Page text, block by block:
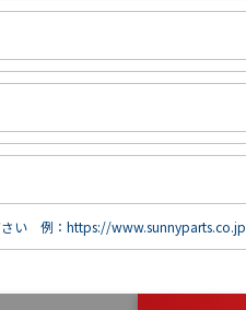
い 例：https://www.sunnyparts.co.jp